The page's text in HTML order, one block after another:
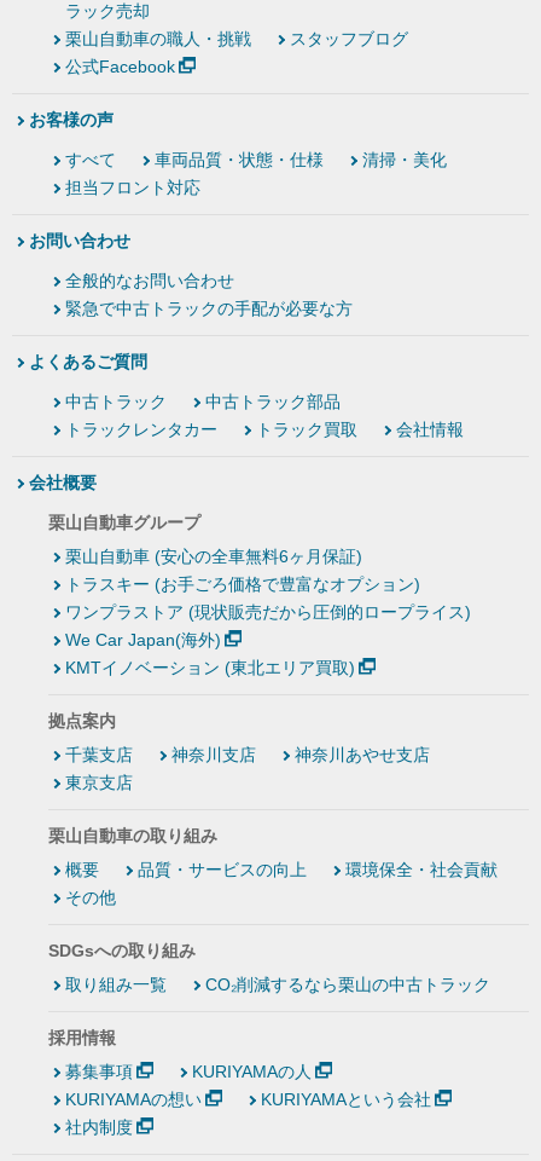
ラック売却
栗山自動車の職人・挑戦
スタッフブログ
公式Facebook
お客様の声
すべて 車両品質・状態・仕様
清掃・美化
担当フロント対応
お問い合わせ
全般的なお問い合わせ
緊急で中古トラックの手配が必要な方
よくあるご質問
中古トラック
中古トラック部品
トラックレンタカー
トラック買取 会社情報
会社概要
栗山自動車グループ
栗山自動車 (安心の全車無料6ヶ月保証)
トラスキー (お手ごろ価格で豊富なオプション)
ワンプラストア (現状販売だから圧倒的ロープライス)
We Car Japan(海外)
KMTイノベーション (東北エリア買取)
拠点案内
千葉支店
神奈川支店
神奈川あやせ支店
東京支店
栗山自動車の取り組み
概要
品質・サービスの向上
環境保全・社会貢献
その他
SDGsへの取り組み
取り組み一覧
CO₂削減するなら栗山の中古トラック
採用情報
募集事項
KURIYAMAの人
KURIYAMAの想い
KURIYAMAという会社
社内制度